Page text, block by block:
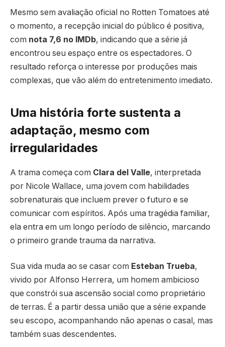
Mesmo sem avaliação oficial no Rotten Tomatoes até
o momento, a recepção inicial do público é positiva,
com nota 7,6 no IMDb, indicando que a série já
encontrou seu espaço entre os espectadores. O
resultado reforça o interesse por produções mais
complexas, que vão além do entretenimento imediato.
Uma história forte sustenta a
adaptação, mesmo com
irregularidades
A trama começa com Clara del Valle, interpretada
por Nicole Wallace, uma jovem com habilidades
sobrenaturais que incluem prever o futuro e se
comunicar com espíritos. Após uma tragédia familiar,
ela entra em um longo período de silêncio, marcando
o primeiro grande trauma da narrativa.
Sua vida muda ao se casar com Esteban Trueba,
vivido por Alfonso Herrera, um homem ambicioso
que constrói sua ascensão social como proprietário
de terras. É a partir dessa união que a série expande
seu escopo, acompanhando não apenas o casal, mas
também suas descendentes.